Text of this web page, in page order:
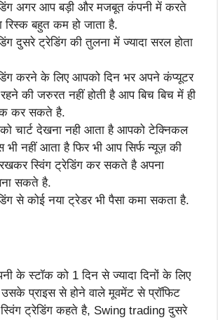
अगर आप बड़ी और मजबूत कंपनी में करते
बहुत कम हो जाता है.
दुसरे ट्रेडिंग की तुलना में ज्यादा सरल होता
करने के लिए आपको दिन भर अपने कंप्यूटर
की जरुरत नहीं होती है आप बिच बिच में ही
कर सकते है.
चार्ट देखना नही आता है आपको टेक्निकल
भी नहीं आता है फिर भी आप सिर्फ न्यूज़ की
स्विंग ट्रेडिंग कर सकते है अपना
सकते है.
से कोई नया ट्रेडर भी पैसा कमा सकता है.
के स्टॉक को 1 दिन से ज्यादा दिनों के लिए
प्राइस से होने वाले मूवमेंट से प्रॉफिट
ट्रेडिंग कहते है, Swing trading दुसरे